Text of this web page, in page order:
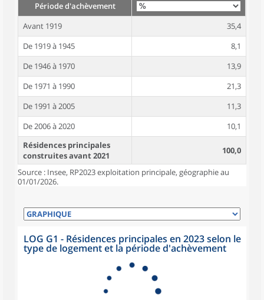
Période d'achèvement
Avant 1919
35,4
De 1919 à 1945
8,1
De 1946 à 1970
13,9
De 1971 à 1990
21,3
De 1991 à 2005
11,3
De 2006 à 2020
10,1
Résidences principales
construites avant 2021
100,0
Source : Insee, RP2023 exploitation principale, géographie au
01/01/2026.
LOG G1 - Résidences principales en 2023 selon le
type de logement et la période d'achèvement